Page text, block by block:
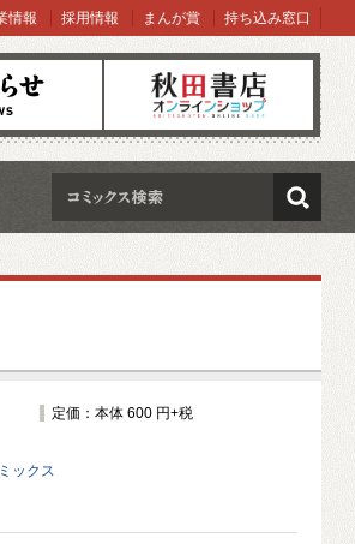
オンラインショップ
情報 採用情報 まんが賞 持ち込み窓口
検索
定価：本体 600 円+税
ックス